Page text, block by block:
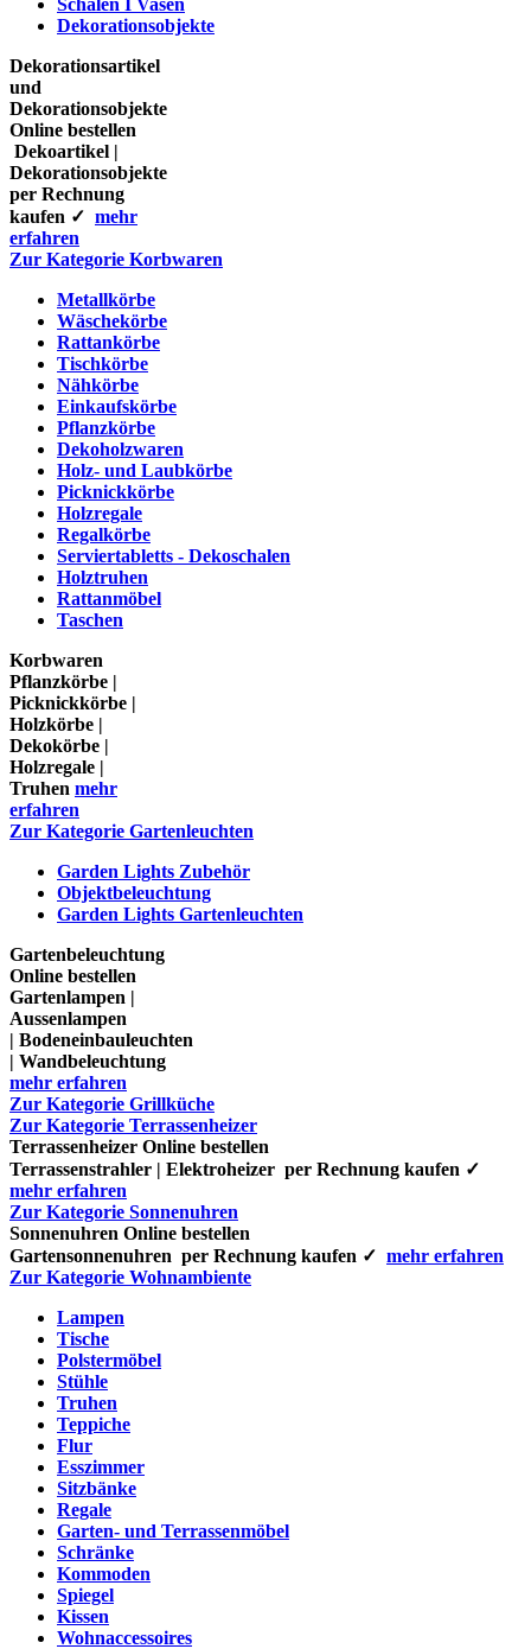
Schalen I Vasen
Dekorationsobjekte
Dekorationsartikel
und
Dekorationsobjekte
Online bestellen
Dekoartikel |
Dekorationsobjekte
per Rechnung
kaufen ✓ mehr
erfahren
Zur Kategorie Korbwaren
Metallkörbe
Wäschekörbe
Rattankörbe
Tischkörbe
Nähkörbe
Einkaufskörbe
Pflanzkörbe
Dekoholzwaren
Holz- und Laubkörbe
Picknickkörbe
Holzregale
Regalkörbe
Serviertabletts - Dekoschalen
Holztruhen
Rattanmöbel
Taschen
Korbwaren
Pflanzkörbe |
Picknickkörbe |
Holzkörbe |
Dekokörbe |
Holzregale |
Truhen mehr
erfahren
Zur Kategorie Gartenleuchten
Garden Lights Zubehör
Objektbeleuchtung
Garden Lights Gartenleuchten
Gartenbeleuchtung
Online bestellen
Gartenlampen |
Aussenlampen
| Bodeneinbauleuchten
| Wandbeleuchtung
mehr erfahren
Zur Kategorie Grillküche
Zur Kategorie Terrassenheizer
Terrassenheizer Online bestellen
Terrassenstrahler | Elektroheizer per Rechnung kaufen ✓
mehr erfahren
Zur Kategorie Sonnenuhren
Sonnenuhren Online bestellen
Gartensonnenuhren per Rechnung kaufen ✓ mehr erfahren
Zur Kategorie Wohnambiente
Lampen
Tische
Polstermöbel
Stühle
Truhen
Teppiche
Flur
Esszimmer
Sitzbänke
Regale
Garten- und Terrassenmöbel
Schränke
Kommoden
Spiegel
Kissen
Wohnaccessoires